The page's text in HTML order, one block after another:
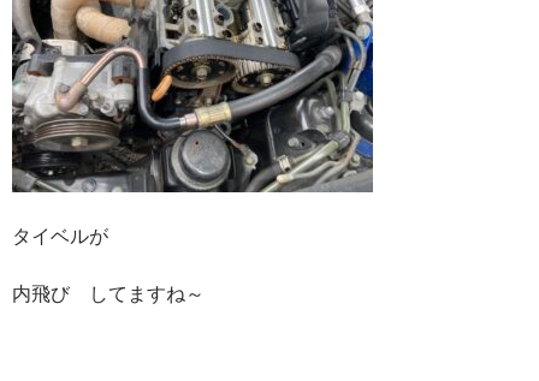
タイベルが
内飛び してますね～